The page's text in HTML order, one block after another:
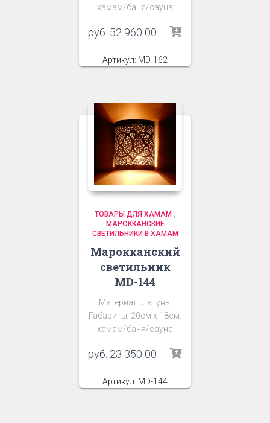
хамам/баня/сауна
руб. 52 960 00
Артикул: MD-162
ТОВАРЫ ДЛЯ ХАМАМ ,
МАРОККАНСКИЕ
СВЕТИЛЬНИКИ В ХАМАМ
Марокканский
светильник
MD-144
Материал: Латунь.
Габариты: 20см х 18см.
хамам/баня/сауна
руб. 23 350 00
Артикул: MD-144